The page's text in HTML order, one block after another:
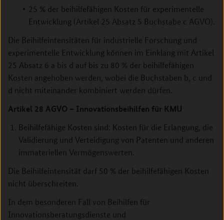
25 % der beihilfefähigen Kosten für experimentelle
Entwicklung (Artikel 25 Absatz 5 Buchstabe c AGVO).
Die Beihilfeintensitäten für industrielle Forschung und
experimentelle Entwicklung können im Einklang mit Artikel
25 Absatz 6 a bis d auf bis zu 80 % der beihilfefähigen
Kosten angehoben werden, wobei die Buchstaben b, c und
d nicht miteinander kombiniert werden dürfen.
Artikel 28 AGVO – Innovationsbeihilfen für KMU
Beihilfefähige Kosten sind: Kosten für die Erlangung, die
Validierung und Verteidigung von Patenten und anderen
immateriellen Vermögenswerten.
Die Beihilfeintensität darf 50 % der beihilfefähigen Kosten
nicht überschreiten.
In dem besonderen Fall von Beihilfen für
Innovationsberatungsdienste und